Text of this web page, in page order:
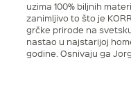
uzima 100% biljnih
zanimljivo to što je
grčke prirode na svetsku
nastao u najstarijoj
godine. Osnivaju ga